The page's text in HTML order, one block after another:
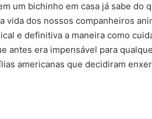
um bichinho em casa já sabe do
dos nossos companheiros
e definitiva a maneira como
antes era impensável para
americanas que decidiram